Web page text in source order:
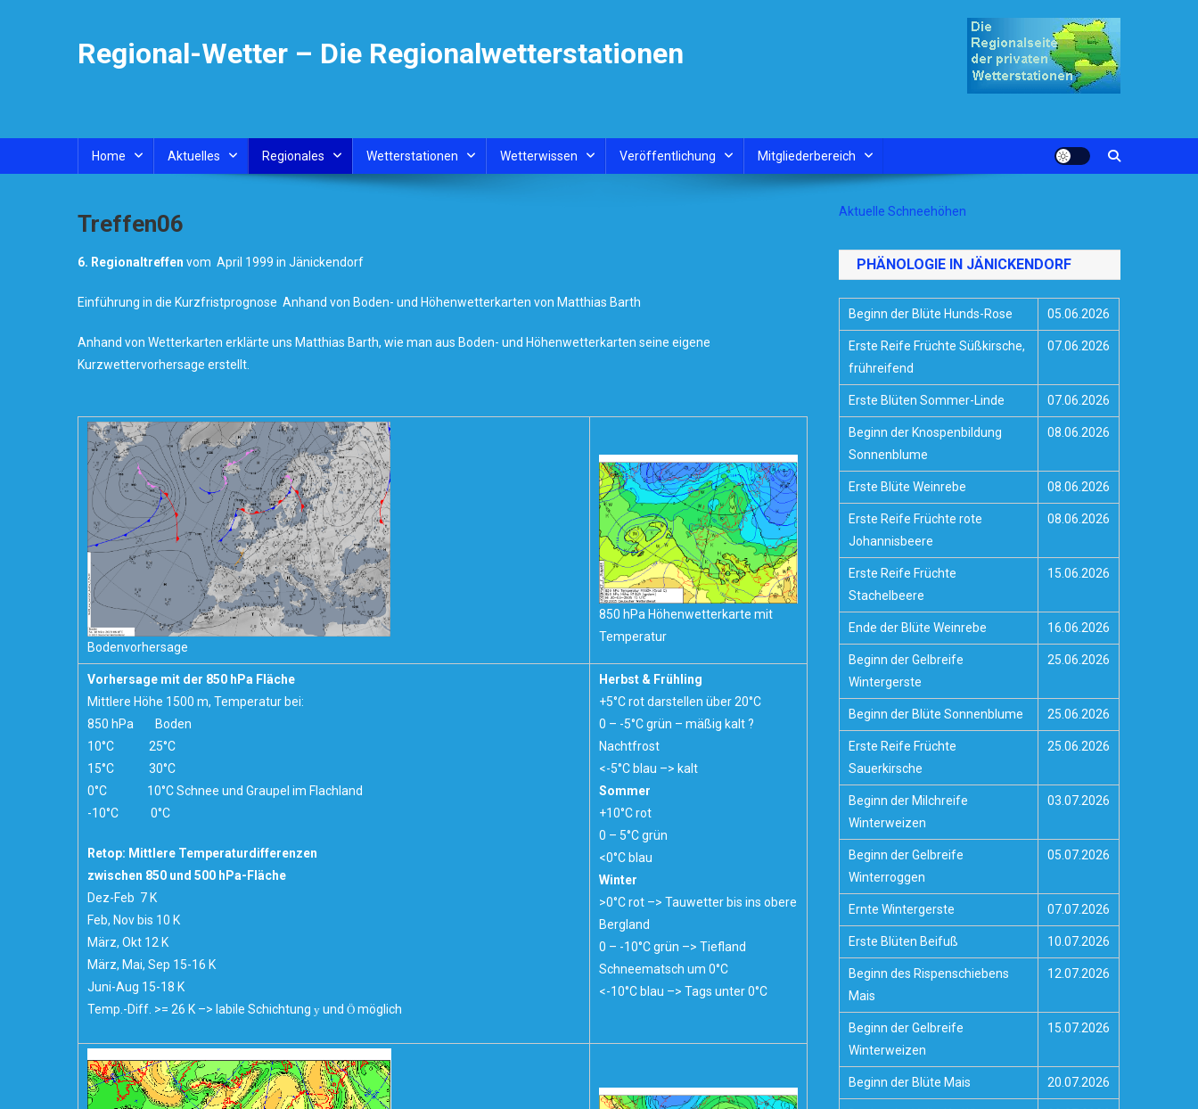
Regional-Wetter – Die Regionalwetterstationen
Home Aktuelles Regionales Wetterstationen Wetterwissen Veröffentlichung Mitgliederbereich
Treffen06
6. Regionaltreffen vom April 1999 in Jänickendorf
Einführung in die Kurzfristprognose Anhand von Boden- und Höhenwetterkarten von Matthias Barth
Anhand von Wetterkarten erklärte uns Matthias Barth, wie man aus Boden- und Höhenwetterkarten seine eigene
Kurzwettervorhersage erstellt.
Bodenvorhersage
850 hPa Höhenwetterkarte mit
Temperatur
Vorhersage mit der 850 hPa Fläche
Mittlere Höhe 1500 m, Temperatur bei:
850 hPa Boden
10°C 25°C
15°C 30°C
0°C 10°C Schnee und Graupel im Flachland
-10°C 0°C
Retop: Mittlere Temperaturdifferenzen
zwischen 850 und 500 hPa-Fläche
Dez-Feb 7 K
Feb, Nov bis 10 K
März, Okt 12 K
März, Mai, Sep 15-16 K
Juni-Aug 15-18 K
Temp.-Diff. >= 26 K –> labile Schichtung y und Ö möglich
Herbst & Frühling
+5°C rot darstellen über 20°C
0 – -5°C grün – mäßig kalt ?
Nachtfrost
<-5°C blau –> kalt
Sommer
+10°C rot
0 – 5°C grün
<0°C blau
Winter
>0°C rot –> Tauwetter bis ins obere
Bergland
0 – -10°C grün –> Tiefland
Schneematsch um 0°C
<-10°C blau –> Tags unter 0°C
Aktuelle Schneehöhen
PHÄNOLOGIE IN JÄNICKENDORF
Beginn der Blüte Hunds-Rose 05.06.2026
Erste Reife Früchte Süßkirsche,
frühreifend
07.06.2026
Erste Blüten Sommer-Linde 07.06.2026
Beginn der Knospenbildung
Sonnenblume
08.06.2026
Erste Blüte Weinrebe 08.06.2026
Erste Reife Früchte rote
Johannisbeere
08.06.2026
Erste Reife Früchte
Stachelbeere
15.06.2026
Ende der Blüte Weinrebe 16.06.2026
Beginn der Gelbreife
Wintergerste
25.06.2026
Beginn der Blüte Sonnenblume 25.06.2026
Erste Reife Früchte
Sauerkirsche
25.06.2026
Beginn der Milchreife
Winterweizen
03.07.2026
Beginn der Gelbreife
Winterroggen
05.07.2026
Ernte Wintergerste 07.07.2026
Erste Blüten Beifuß 10.07.2026
Beginn des Rispenschiebens
Mais
12.07.2026
Beginn der Gelbreife
Winterweizen
15.07.2026
Beginn der Blüte Mais 20.07.2026